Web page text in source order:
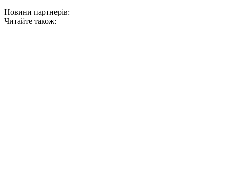
Новини партнерів:
Читайте також: